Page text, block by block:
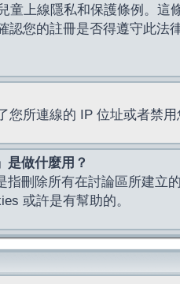
童上線隱私和保護條例。
認您的註冊是否得遵守此
您所連線的 IP 位址或者禁
是做什麼用？
指刪除所有在討論區所建
或許是有幫助的。